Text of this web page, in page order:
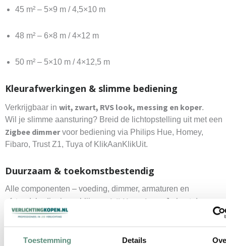
Toestemming Details
45 m² – 5×9 m / 4,5×10 m
48 m² – 6×8 m / 4×12 m
50 m² – 5×10 m / 4×12,5 m
Kleurafwerkingen & slimme bediening
Verkrijgbaar in wit, zwart, RVS look, messing en koper.
Wil je slimme aansturing? Breid de lichtopstelling uit met een
Zigbee dimmervoor bediening via Philips Hue, Homey,
Fibaro, Trust Z1, Tuya of KlikAanKlikUit.
Duurzaam & toekomstbestendig
Alle componenten – voeding, dimmer, armaturen en
afstandsbediening – blijven
altijd leverbaar
. Je kunt dus
onderdelen vervangen of uitbreiden zonder een compleet
opnieuw te hoeven aanschaffen.